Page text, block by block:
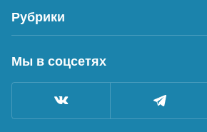
Рубрики
Мы в соцсетях